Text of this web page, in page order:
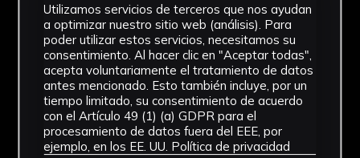
NºCatálogo
CAUS-0464
Tipología
Arqueología
Utilizamos servicios de terceros que nos ayudan
a optimizar nuestro sitio web (análisis). Para
poder utilizar estos servicios, necesitamos su
consentimiento. Al hacer clic en "Aceptar todas",
acepta voluntariamente el tratamiento de datos
antes mencionado. Esto también incluye, por un
tiempo limitado, su consentimiento de acuerdo
con el Artículo 49 (1) (a) GDPR para el
procesamiento de datos fuera del EEE, por
ejemplo, en los EE. UU. Política de privacidad